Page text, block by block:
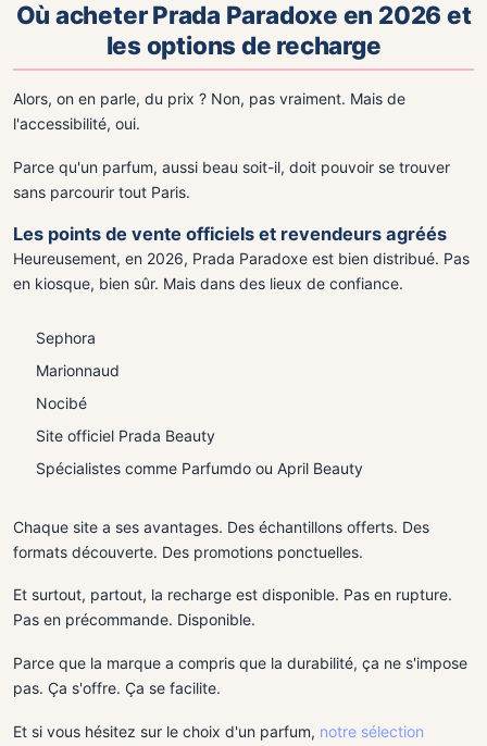
Où acheter Prada Paradoxe en 2026 et
les options de recharge
Alors, on en parle, du prix ? Non, pas vraiment. Mais de
l'accessibilité, oui.
Parce qu'un parfum, aussi beau soit-il, doit pouvoir se trouver
sans parcourir tout Paris.
Les points de vente officiels et revendeurs agréés
Heureusement, en 2026, Prada Paradoxe est bien distribué. Pas
en kiosque, bien sûr. Mais dans des lieux de confiance.
Sephora
Marionnaud
Nocibé
Site officiel Prada Beauty
Spécialistes comme Parfumdo ou April Beauty
Chaque site a ses avantages. Des échantillons offerts. Des
formats découverte. Des promotions ponctuelles.
Et surtout, partout, la recharge est disponible. Pas en rupture.
Pas en précommande. Disponible.
Parce que la marque a compris que la durabilité, ça ne s'impose
pas. Ça s'offre. Ça se facilite.
Et si vous hésitez sur le choix d'un parfum, notre sélection